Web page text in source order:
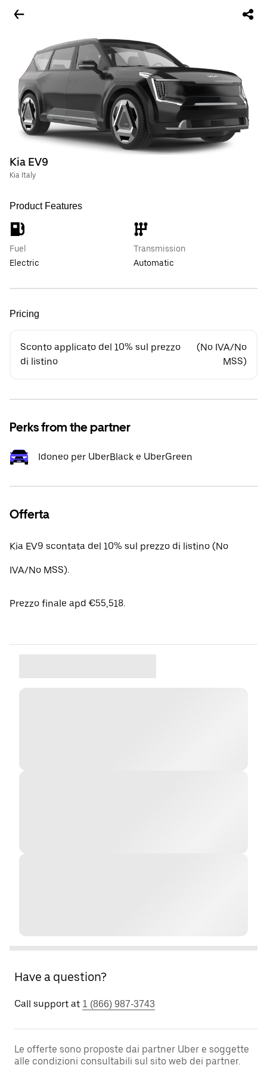
Kia EV9
Kia Italy
Product Features
Fuel
Electric
Transmission
Automatic
Pricing
Sconto applicato del 10% sul prezzo
di listino
(No IVA/No
MSS)
Perks from the partner
Idoneo per UberBlack e UberGreen
Offerta
Kia EV9 scontata del 10% sul prezzo di listino (No
IVA/No MSS).
Prezzo finale apd €55,518.
Have a question?
Call support at 1 (866) 987-3743
Le offerte sono proposte dai partner Uber e soggette
alle condizioni consultabili sul sito web dei partner.